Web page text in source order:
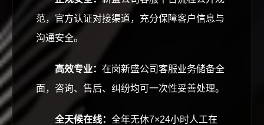
范，官方认证对接渠道，充分保障客户信息与
沟通安全。
高效专业： 在岗新盛公司客服业务储备全
面，咨询、售后、纠纷均可一次性妥善处理。
全天候在线： 全年无休7×24小时人工在